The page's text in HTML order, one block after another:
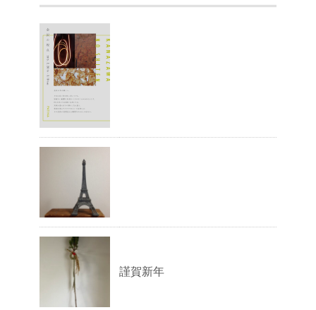
謹賀新年